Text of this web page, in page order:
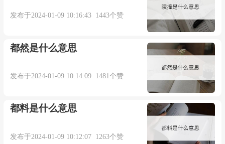
更多相关例句：
an inexact description
不准确的描述【牛津词典】
Economics is an inexact science.
发布于2024-01-09 10:16:43 1443个赞
都然是什么意思
发布于2024-01-09 10:14:09 1481个赞
都料是什么意思
发布于2024-01-09 10:12:07 1263个赞